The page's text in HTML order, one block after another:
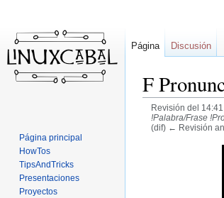
F
Revisión del
!Palabra/Frase
(dif) ← Revisión
Página Discusión
Página principal
HowTos
TipsAndTricks
Presentaciones
Proyectos